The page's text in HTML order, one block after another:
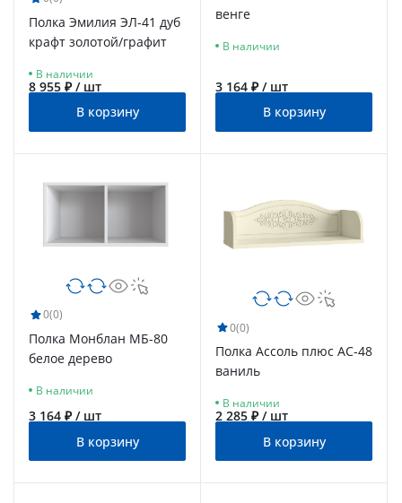
Полка Эмилия ЭЛ-41 дуб
крафт золотой/графит
В наличии
8 955 ₽ / шт
В корзину
венге
В наличии
3 164 ₽ / шт
В корзину
0(0)
Полка Монблан МБ-80
белое дерево
В наличии
3 164 ₽ / шт
В корзину
0(0)
Полка Ассоль плюс АС-48
ваниль
В наличии
2 285 ₽ / шт
В корзину